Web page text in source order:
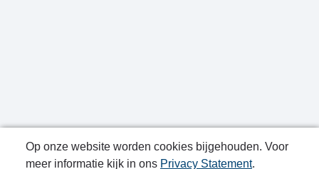
Op onze website worden cookies bijgehouden. Voor
meer informatie kijk in ons Privacy Statement.